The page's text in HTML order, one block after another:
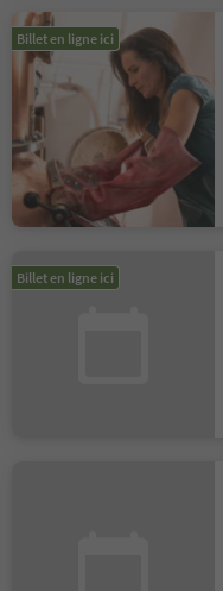
Billet en ligne ici
Billet en ligne ici